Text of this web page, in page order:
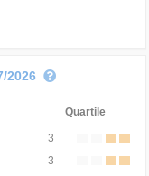
2026
Quartile
3
3